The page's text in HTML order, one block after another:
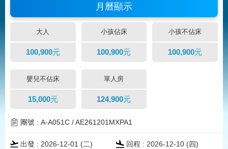
月曆顯示
大人 小孩佔床 小孩不佔床
100,900元 100,900元 100,900元
嬰兒不佔床 單人房
15,000元 124,900元
團號 : A-A051C / AE261201MXPA1
出發 : 2026-12-01 (二) 回程 : 2026-12-10 (四)